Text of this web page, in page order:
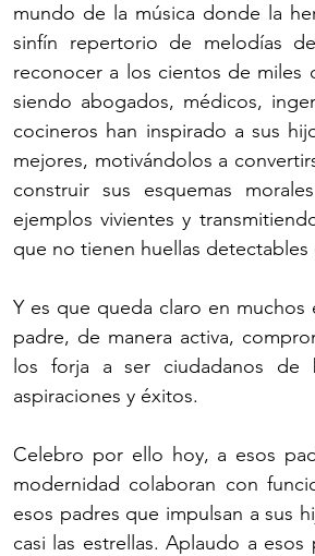
mundo de la música donde la
sinfín repertorio de melodías
reconocer a los cientos de miles
siendo abogados, médicos,
cocineros han inspirado a sus
mejores, motivándolos a
construir sus esquemas
ejemplos vivientes y
que no tienen huellas detectables
Y es que queda claro en
padre, de manera activa,
los forja a ser ciudadanos de
aspiraciones y éxitos.
Celebro por ello hoy, a esos
modernidad colaboran con
esos padres que impulsan a sus
casi las estrellas. Aplaudo a